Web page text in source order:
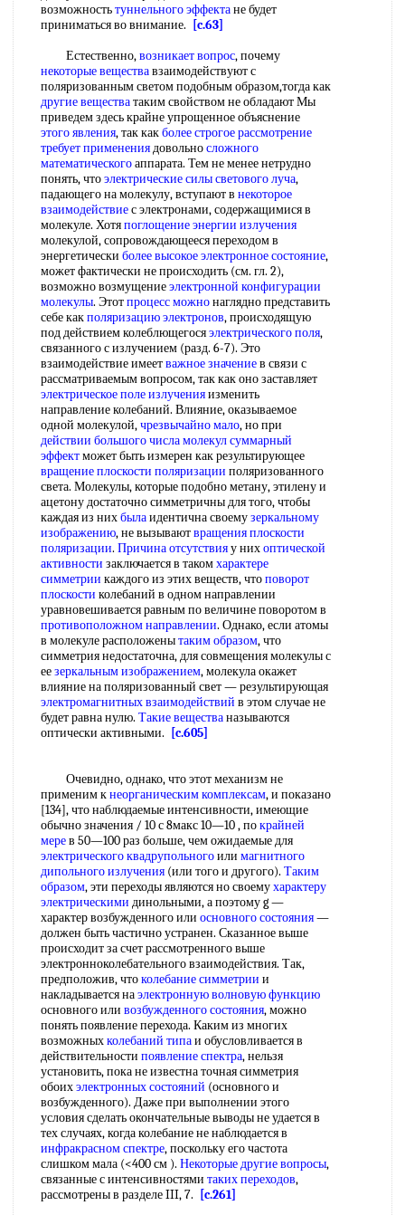
возможностьтуннельного эффектане будет
приниматься во внимание.
[c.63]
Естественно,возникает вопрос, почему
некоторые веществавзаимодействуют с
поляризованным светом подобным образом,тогда как
другие веществатаким свойством не обладают Мы
приведем здесь крайне упрощенное объяснение
этого явления, так какболее строгое рассмотрение
требует применениядовольносложного
математическогоаппарата. Тем не менее нетрудно
понять, чтоэлектрические силысветового луча,
падающего на молекулу, вступают в некоторое
взаимодействиес электронами, содержащимися в
молекуле. Хотяпоглощение энергии излучения
молекулой, сопровождающееся переходом в
энергетически более высокоеэлектронное состояние,
может фактически не происходить (см. гл. 2),
возможно возмущениеэлектронной конфигурации
молекулы. Этотпроцесс можнонаглядно представить
себе какполяризацию электронов, происходящую
под действием колеблющегосяэлектрического поля,
связанного с излучением (разд. 6-7). Это
взаимодействие имеетважное значениев связи с
рассматриваемым вопросом, так как оно заставляет
электрическое поле излученияизменить
направление колебаний. Влияние, оказываемое
одной молекулой,чрезвычайно мало, но при
действии большогочисла молекулсуммарный
эффектможет быть измерен как результирующее
вращение плоскости поляризации поляризованного
света. Молекулы, которые подобно метану, этилену и
ацетону достаточно симметричны для того, чтобы
каждая из нихбылаидентична своемузеркальному
изображению, не вызываютвращения плоскости
поляризации. Причина отсутствияу нихоптической
активности заключается в такомхарактере
симметрии каждого из этих веществ, чтоповорот
плоскости колебаний в одном направлении
уравновешивается равным по величине поворотом в
противоположном направлении. Однако, если атомы
в молекуле расположенытаким образом, что
симметрия недостаточна, для совмещения молекулы с
еезеркальным изображением, молекула окажет
влияние на поляризованный свет — результирующая
электромагнитных взаимодействий в этом случае не
будет равна нулю. Такие веществаназываются
оптически активными.
[c.605]
Очевидно, однако, что этот механизм не
применим кнеорганическим комплексам, и показано
[134], что наблюдаемые интенсивности, имеющие
обычно значения / 10 с 8макс 10—10 , покрайней
мерев 50—100 раз больше, чем ожидаемые для
электрического квадрупольногоили магнитного
дипольного излучения (или того и другого). Таким
образом, эти переходы являются но своемухарактеру
электрическими динольными, а поэтому g —
характер возбужденного или основного состояния—
должен быть частично устранен. Сказанное выше
происходит за счет рассмотренного выше
электронноколебательного взаимодействия. Так,
предположив, чтоколебание симметрии и
накладывается наэлектронную волновую функцию
основного или возбужденного состояния, можно
понять появление перехода. Каким из многих
возможныхколебаний типаи обусловливается в
действительности появление спектра, нельзя
установить, пока не известна точная симметрия
обоихэлектронных состояний (основного и
возбужденного). Даже при выполнении этого
условия сделать окончательные выводы не удается в
тех случаях, когда колебание не наблюдается в
инфракрасном спектре, поскольку его частота
слишком мала (<400 см ). Некоторые другие вопросы,
связанные с интенсивностями таких переходов,
рассмотрены в разделе III, 7.
[c.261]